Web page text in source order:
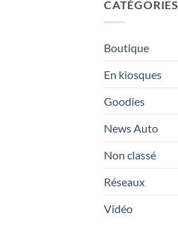
CATÉGORIES
Boutique
En kiosques
Goodies
News Auto
Non classé
Réseaux
Vidéo